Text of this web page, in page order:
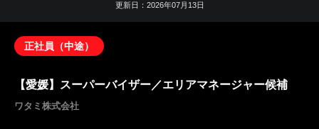
更新日：2026年07月13日
正社員（中途）
【愛媛】スーパーバイザー／エリアマネージャー候補
ワタミ株式会社